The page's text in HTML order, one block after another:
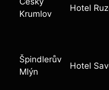
⁤Krumlov
Hotel
Špindlerův
Mlýn
Hotel